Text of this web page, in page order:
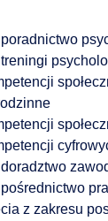
z zakresu